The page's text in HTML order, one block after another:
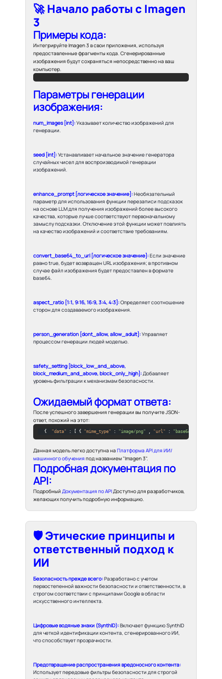
🚀 Начало работы с Imagen
3
Примеры кода:
Интегрируйте Imagen 3 в свои приложения, используя
предоставленные фрагменты кода. Сгенерированные
изображения будут сохраняться непосредственно на ваш
компьютер.
Параметры генерации
изображения:
num_images [int]:Указывает количество изображений для
генерации.
seed [int]:Устанавливает начальное значение генератора
случайных чисел для воспроизводимой генерации
изображений.
enhance_prompt [логическое значение]:Необязательный
параметр для использования функции перезаписи подсказок
на основе LLM для получения изображений более высокого
качества, которые лучше соответствуют первоначальному
замыслу подсказки. Отключение этой функции может повлиять
на качество изображений и соответствие требованиям.
convert_base64_to_url [логическое значение]:Если значение
равно true, будет возвращен URL изображения; в противном
случае файл изображения будет предоставлен в формате
base64.
aspect_ratio [1:1, 9:16, 16:9, 3:4, 4:3]:Определяет соотношение
сторон для создаваемого изображения.
person_generation [dont_allow, allow_adult]:Управляет
процессом генерации людей моделью.
safety_setting [block_low_and_above,
block_medium_and_above, block_only_high]:Добавляет
уровень фильтрации к механизмам безопасности.
Ожидаемый формат ответа:
После успешного завершения генерации вы получите JSON-
ответ, похожий на этот:
{ "data" : [ { "mime_type" : "image/png" , "url" : "base64image / url"
Данная модель легко доступна наПлатформа API для ИИ/
машинного обучения под названием "Imagen 3".
Подробная документация по
API:
Подробный Документация по API Доступно для разработчиков,
желающих получить подробную информацию.
🛡️ Этические принципы и
ответственный подход к
ИИ
Безопасность прежде всего:Разработано с учетом
первостепенной важности безопасности и ответственности, в
строгом соответствии с принципами Google в области
искусственного интеллекта.
Цифровые водяные знаки (SynthID):Включает функцию SynthID
для четкой идентификации контента, сгенерированного ИИ,
что способствует прозрачности.
Предотвращение распространения вредоносного контента:
Использует передовые фильтры безопасности для строгой